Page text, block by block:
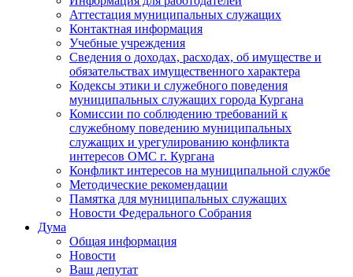
Аттестация муниципальных служащих
Контактная информация
Учебные учреждения
Сведения о доходах, расходах, об имуществе и
обязательствах имущественного характера
Кодексы этики и служебного поведения
муниципальных служащих города Кургана
Комиссии по соблюдению требований к
служебному поведению муниципальных
служащих и урегулированию конфликта
интересов ОМС г. Кургана
Конфликт интересов на муниципальной службе
Методические рекомендации
Памятка для муниципальных служащих
Новости Федерального Cобрания
Дума
Общая информация
Новости
Ваш депутат